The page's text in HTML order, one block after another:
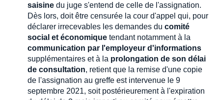
saisine du juge s'entend de celle de l'assignation.
Dès lors, doit être censurée la cour d'appel qui, pour
déclarer irrecevables les demandes du comité
social et économique tendant notamment à la
communication par l'employeur d'informations
supplémentaires et à la prolongation de son délai
de consultation, retient que la remise d'une copie
de l'assignation au greffe est intervenue le 9
septembre 2021, soit postérieurement à l'expiration